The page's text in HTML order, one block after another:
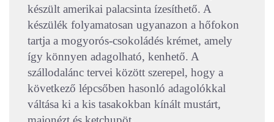
készült amerikai palacsinta ízesíthető. A
készülék folyamatosan ugyanazon a hőfokon
tartja a mogyorós-csokoládés krémet, amely
így könnyen adagolható, kenhető. A
szállodalánc tervei között szerepel, hogy a
következő lépcsőben hasonló adagolókkal
váltása ki a kis tasakokban kínált mustárt,